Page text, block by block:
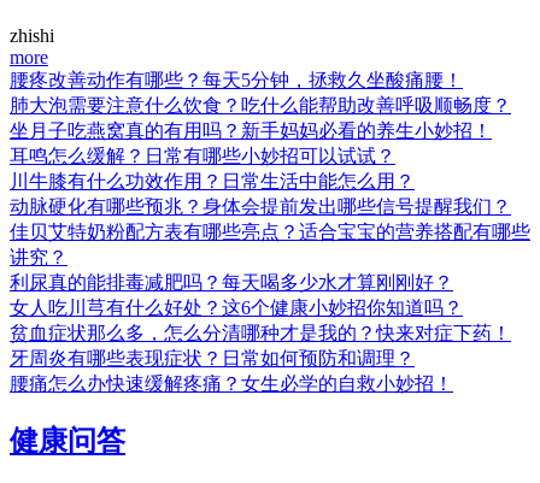
zhishi
more
腰疼改善动作有哪些？每天5分钟，拯救久坐酸痛腰！
肺大泡需要注意什么饮食？吃什么能帮助改善呼吸顺畅度？
坐月子吃燕窝真的有用吗？新手妈妈必看的养生小妙招！
耳鸣怎么缓解？日常有哪些小妙招可以试试？
川牛膝有什么功效作用？日常生活中能怎么用？
动脉硬化有哪些预兆？身体会提前发出哪些信号提醒我们？
佳贝艾特奶粉配方表有哪些亮点？适合宝宝的营养搭配有哪些
讲究？
利尿真的能排毒减肥吗？每天喝多少水才算刚刚好？
女人吃川芎有什么好处？这6个健康小妙招你知道吗？
贫血症状那么多，怎么分清哪种才是我的？快来对症下药！
牙周炎有哪些表现症状？日常如何预防和调理？
腰痛怎么办快速缓解疼痛？女生必学的自救小妙招！
健康问答